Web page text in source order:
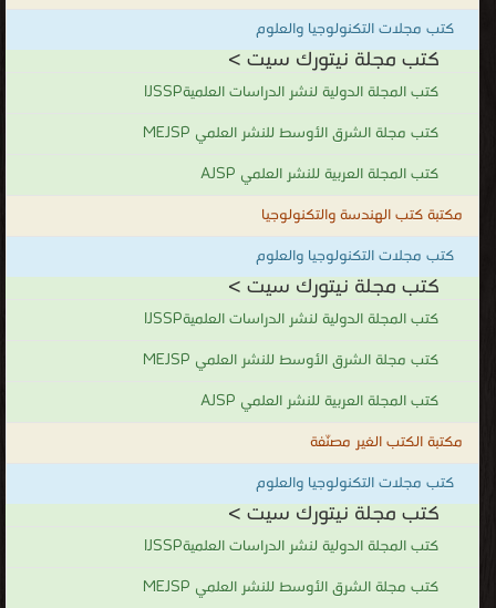
كتب مجلات التكنولوجيا والعلوم
كتب مجلة نيتورك سيت >
كتب المجلة الدولية لنشر الدراسات العلميةIJSSP
كتب مجلة الشرق الأوسط للنشر العلمي MEJSP
كتب المجلة العربية للنشر العلمي AJSP
مكتبة كتب الهندسة والتكنولوجيا
كتب مجلات التكنولوجيا والعلوم
كتب مجلة نيتورك سيت >
كتب المجلة الدولية لنشر الدراسات العلميةIJSSP
كتب مجلة الشرق الأوسط للنشر العلمي MEJSP
كتب المجلة العربية للنشر العلمي AJSP
مكتبة الكتب الغير مصنّفة
كتب مجلات التكنولوجيا والعلوم
كتب مجلة نيتورك سيت >
كتب المجلة الدولية لنشر الدراسات العلميةIJSSP
كتب مجلة الشرق الأوسط للنشر العلمي MEJSP